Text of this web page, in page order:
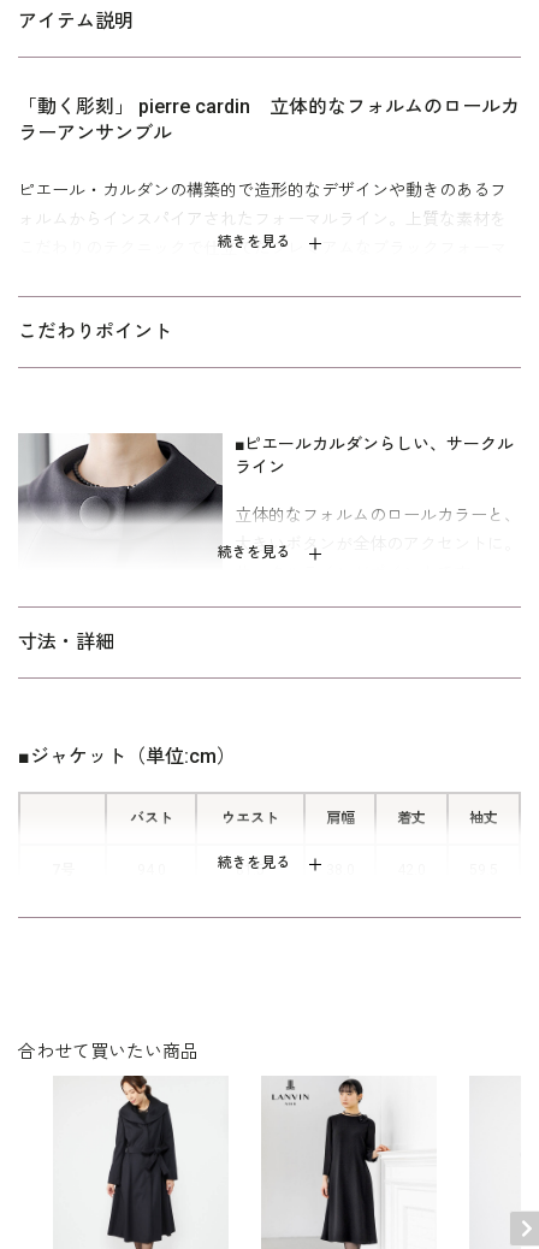
アイテム説明
続きを見る
「動く彫刻」 pierre cardin 立体的なフォルムのロールカ
ラーアンサンブル
ピエール・カルダンの構築的で造形的なデザインや動きのあるフ
ォルムからインスパイアされたフォーマルライン。上質な素材を
こだわりのテクニックで仕立てたプレミアムなブラックフォーマ
立体的なフォルムのロールカラーアンサンブル。大きいボタンが
ポイントに。着脱楽々な前開きファスナー仕様で、右にのみポケ
ットが付いています。
表地は上質なトリアセテート混の素材を使用。裏地は吸湿性に優
れたキュプラで快適に。喪主や親族・参列者としてのご葬儀、お
式服としてアクセサリーを添えた着こなしもおすすめです。ワ
ンピースの着丈は、膝がしっかり隠れる安心のフォーマル丈。｢少
こだわりポイント
続きを見る
■ピエールカルダンらしい、サークル
ライン
立体的なフォルムのロールカラーと、
大きいボタンが全体のアクセントに。
ワンピースは着脱楽々な前開きファス
寸法・詳細
続きを見る
■ジャケット（単位:cm）
バスト ウエスト 肩幅 着丈 袖丈
81.5
9号 97.0 84.5 38.5 42.5 60.0
表地：トリアセテート69％ ポリエステル31％（グロ
グラン）
裏地：キュプラ100％
洗濯方法：クリーニング
※モデル着用
合わせて買いたい商品